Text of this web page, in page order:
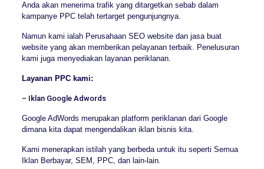
Anda akan menerima trafik yang ditargetkan sebab dalam
kampanye PPC telah tertarget pengunjungnya.
Namun kami ialah Perusahaan SEO website dan jasa buat
website yang akan memberikan pelayanan terbaik. Penelusuran
kami juga menyediakan layanan periklanan.
Layanan PPC kami:
– Iklan Google Adwords
Google AdWords merupakan platform periklanan dari Google
dimana kita dapat mengendalikan iklan bisnis kita.
Kami menerapkan istilah yang berbeda untuk itu seperti Semua
Iklan Berbayar, SEM, PPC, dan lain-lain.